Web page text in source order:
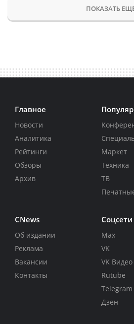
ПОКАЗАТЬ
Главное
Новости
Аналитика
Рейтинги
Обзоры
Архив
Маркет
Техника
ТВ
CNews
Об издании
Реклама
Вакансии
Контакты
Соцсети
Max
VK
VK Видео
Rutube
Telegram
Дзен